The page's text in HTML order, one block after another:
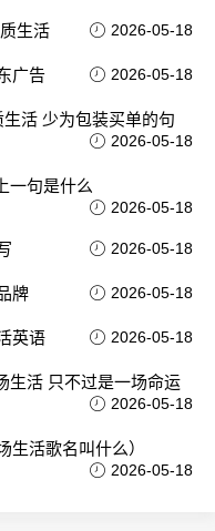
生活 2026-05-18
广告 2026-05-18
活 少为包装买单的句
2026-05-18
一句是什么
2026-05-18
2026-05-18
牌 2026-05-18
英语 2026-05-18
生活 只不过是一场命运
2026-05-18
生活歌名叫什么）
2026-05-18